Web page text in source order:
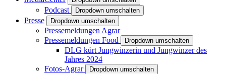
Podcast Dropdown umschalten
Presse Dropdown umschalten
Pressemeldungen Agrar
Pressemeldungen Food
Dropdown umschalten
DLG kürt Jungwinzerin und Jungwinzer des
Jahres 2024
Fotos-Agrar
Dropdown umschalten